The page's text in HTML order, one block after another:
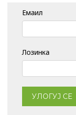
Емаил
Лозинка
УЛОГУЈ СЕ